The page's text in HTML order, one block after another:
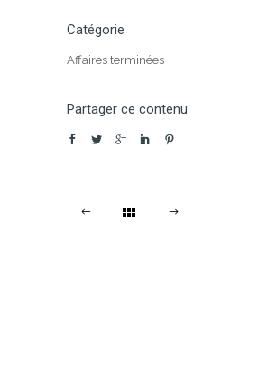
Catégorie
Affaires terminées
Partager ce contenu